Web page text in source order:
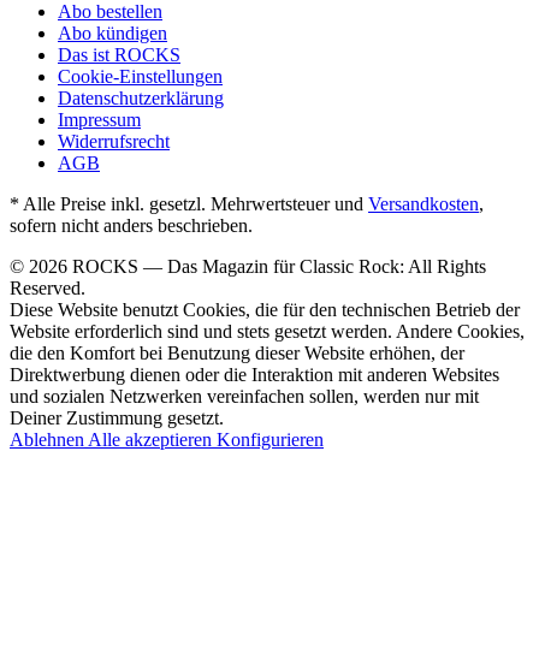
Abo bestellen
Abo kündigen
Das ist ROCKS
Cookie-Einstellungen
Datenschutzerklärung
Impressum
Widerrufsrecht
AGB
* Alle Preise inkl. gesetzl. Mehrwertsteuer und Versandkosten,
sofern nicht anders beschrieben.
© 2026 ROCKS — Das Magazin für Classic Rock: All Rights
Reserved.
Diese Website benutzt Cookies, die für den technischen Betrieb der
Website erforderlich sind und stets gesetzt werden. Andere Cookies,
die den Komfort bei Benutzung dieser Website erhöhen, der
Direktwerbung dienen oder die Interaktion mit anderen Websites
und sozialen Netzwerken vereinfachen sollen, werden nur mit
Deiner Zustimmung gesetzt.
Ablehnen Alle akzeptieren Konfigurieren